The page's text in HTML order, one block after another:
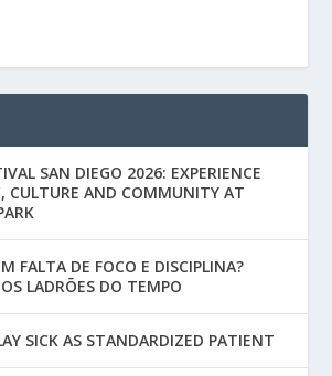
SAN DIEGO 2026: EXPERIENCE
CULTURE AND COMMUNITY AT
FALTA DE FOCO E DISCIPLINA?
LADRÕES DO TEMPO
SICK AS STANDARDIZED PATIENT